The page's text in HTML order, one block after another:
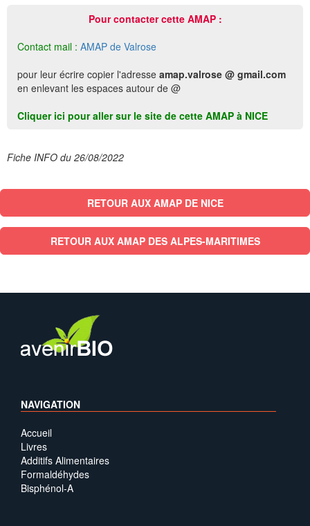
Pour contacter cette AMAP :
Contact mail : AMAP de Valrose
pour leur écrire copier l'adresse amap.valrose @ gmail.com
en enlevant les espaces autour de @
Cliquer ici pour aller sur le site de cette AMAP à NICE
Fiche INFO du 26/08/2022
RETOUR AUX AMAP DE NICE
RETOUR AUX AMAP DES ALPES-MARITIMES
NAVIGATION
Accueil
Livres
Additifs Alimentaires
Formaldéhydes
Bisphénol-A